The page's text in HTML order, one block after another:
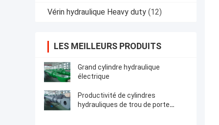
Vérin hydraulique Heavy duty (12)
LES MEILLEURS PRODUITS
Grand cylindre hydraulique
électrique
Productivité de cylindres
hydrauliques de trou de porte